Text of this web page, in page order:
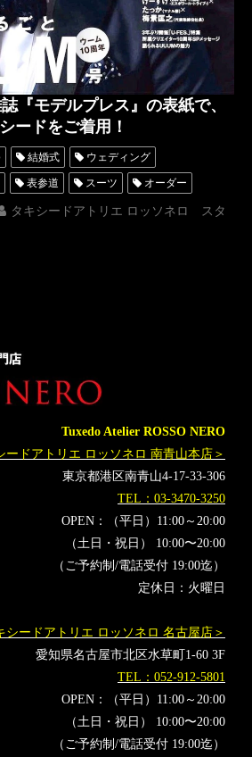
『モデルプレス』の表紙で、
ードをご着用！
結婚式 ウェディング
表参道 スーツ オーダー
キシード レンタルタキシード
HIKAKIN
タキシードアトリエ ロッソネロ スタ
Tuxedo Atelier ROSSO NERO
ードアトリエ ロッソネロ 南青山本店＞
東京都港区南青山4-17-33-306
TEL：03-3470-3250
OPEN：（平日）11:00～20:00
（土日・祝日） 10:00〜20:00
（ご予約制/電話受付 19:00迄）
定休日：火曜日
シードアトリエ ロッソネロ 名古屋店＞
愛知県名古屋市北区水草町1-60 3F
TEL：052-912-5801
OPEN：（平日）11:00～20:00
（土日・祝日） 10:00〜20:00
（ご予約制/電話受付 19:00迄）